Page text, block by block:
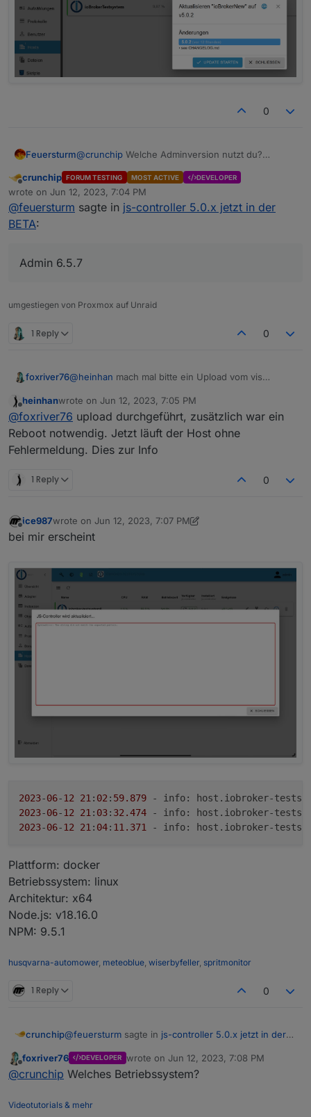
0
Feuersturm@crunchip Welche Adminversion nutzt du?
dem Alpha Stadium sieht das bei mir so aus:
Offline
crunchip FORUM TESTING MOST ACTIVE DEVELOPER
wrote on Jun 12, 2023, 7:04 PM
last edited by
@feuersturm sagte in js-controller 5.0.x jetzt in der
BETA:
Admin 6.5.7
umgestiegen von Proxmox auf Unraid
1 Reply 0
foxriver76@heinhan mach mal bitte ein Upload vom vis
Offline
heinhanwrote on Jun 12, 2023, 7:05 PM
last edited by
@foxriver76 upload durchgeführt, zusätzlich war ein
Reboot notwendig. Jetzt läuft der Host ohne
Fehlermeldung. Dies zur Info
1 Reply 0
Offline
ice987wrote on Jun 12, 2023, 7:07 PM
last edited by ice987Jun 12, 2023, 9:09 PM
bei mir erscheint
2023-06-12 21 : 02 : 59.879 - info: host.iobroker-
2023-06-12 21 : 03: 32.474 - info: host.iobroker-
2023-06-12 21 : 04: 11.371 - info: host.iobroker-
Plattform: docker
Betriebssystem: linux
Architektur: x64
Node.js: v18.16.0
NPM: 9.5.1
husqvarna-automower meteoblue wiserbyfeller spritmonitor
1 Reply 0
crunchip@feuersturm sagte in js-controller 5.0.x jetzt in der
Admin 6.5.7
foxriver76 DEVELOPER wrote on Jun 12, 2023, 7:08 PM
last edited by
@crunchip Welches Betriebssystem?
Videotutorials & mehr